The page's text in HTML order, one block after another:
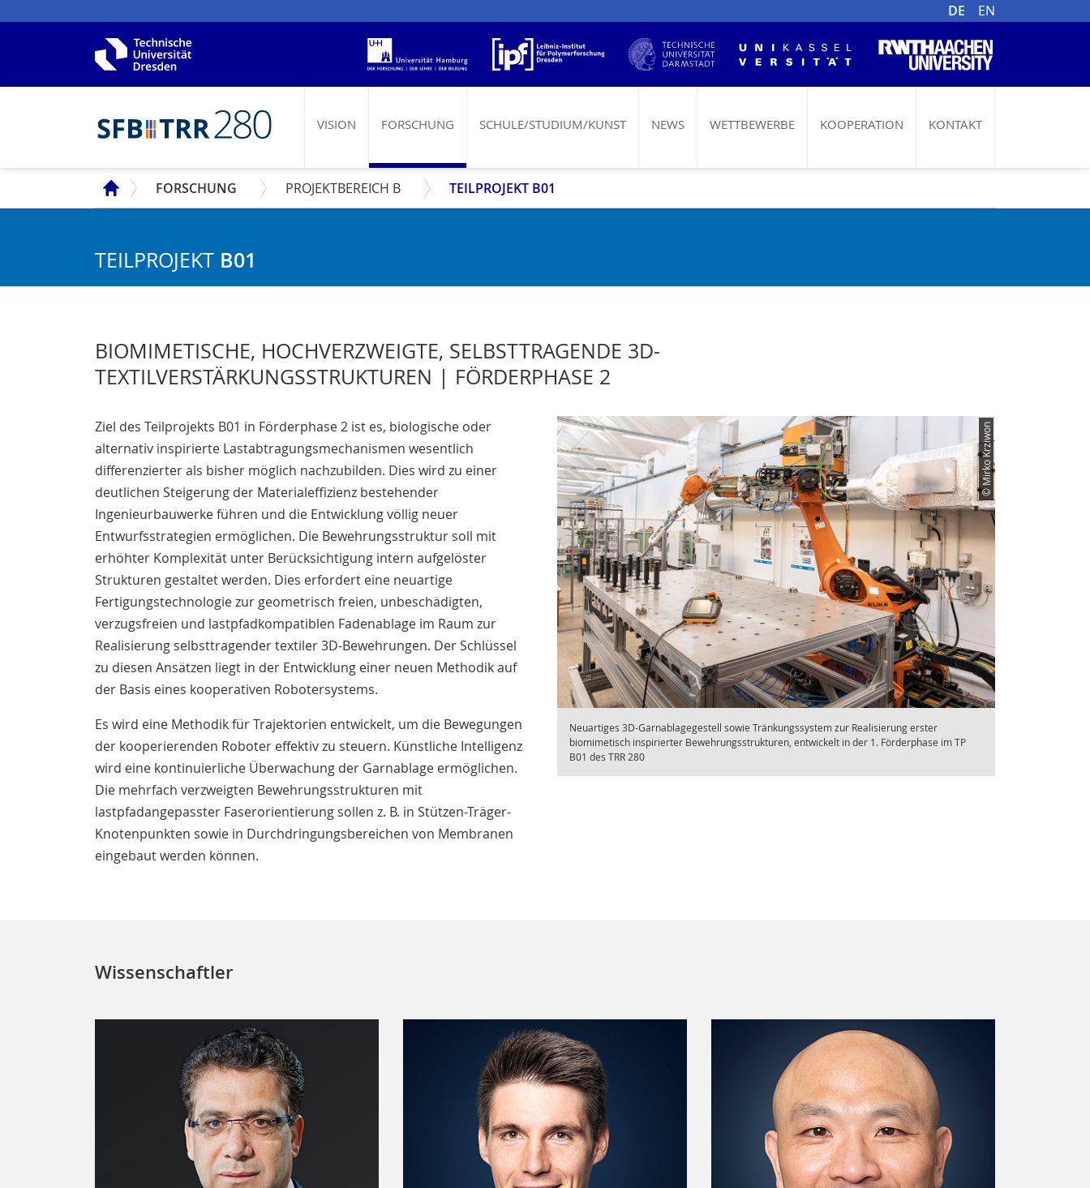
DE EN
VISION FORSCHUNG SCHULE/STUDIUM/KUNST NEWS WETTBEWERBE KOOPERATION KONTAKT
SFB FORSCHUNG PROJEKTBEREICH B TEILPROJEKT B01
TEILPROJEKT B01
BIOMIMETISCHE, HOCHVERZWEIGTE, SELBSTTRAGENDE 3D-
TEXTILVERSTÄRKUNGSSTRUKTUREN | FÖRDERPHASE 2
Ziel des Teilprojekts B01 in Förderphase 2 ist es, biologische oder
alternativ inspirierte Lastabtragungsmechanismen wesentlich
differenzierter als bisher möglich nachzubilden. Dies wird zu einer
deutlichen Steigerung der Materialeffizienz bestehender
Ingenieurbauwerke führen und die Entwicklung völlig neuer
Entwurfsstrategien ermöglichen. Die Bewehrungsstruktur soll mit
erhöhter Komplexität unter Berücksichtigung intern aufgelöster
Strukturen gestaltet werden. Dies erfordert eine neuartige
Fertigungstechnologie zur geometrisch freien, unbeschädigten,
verzugsfreien und lastpfadkompatiblen Fadenablage im Raum zur
Realisierung selbsttragender textiler 3D-Bewehrungen. Der Schlüssel
zu diesen Ansätzen liegt in der Entwicklung einer neuen Methodik auf
der Basis eines kooperativen Robotersystems.
Es wird eine Methodik für Trajektorien entwickelt, um die Bewegungen
der kooperierenden Roboter effektiv zu steuern. Künstliche Intelligenz
wird eine kontinuierliche Überwachung der Garnablage ermöglichen.
Die mehrfach verzweigten Bewehrungsstrukturen mit
lastpfadangepasster Faserorientierung sollen z. B. in Stützen-Träger-
Knotenpunkten sowie in Durchdringungsbereichen von Membranen
eingebaut werden können.
Neuartiges 3D-Garnablagegestell sowie Tränkungssystem zur Realisierung erster
biomimetisch inspirierter Bewehrungsstrukturen, entwickelt in der 1. Förderphase im TP
B01 des TRR 280
© Mirko Krziwon
Wissenschaftler